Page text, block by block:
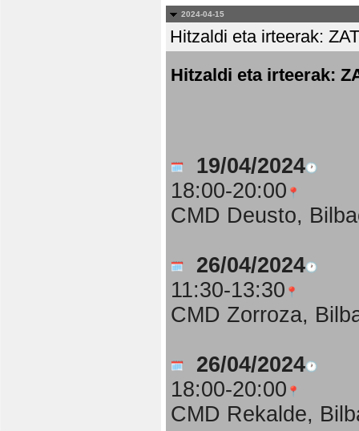
2024-04-15
Hitzaldi eta irteerak:
Hitzaldi eta irteerak:
19/04/2024
18:00-20:00
CMD Deusto,
26/04/2024
11:30-13:30
CMD Zorroza,
26/04/2024
18:00-20:00
CMD Rekalde,